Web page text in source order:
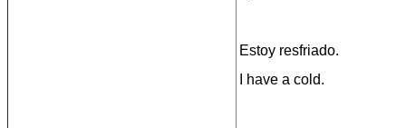
Estoy resfriado.
I have a cold.